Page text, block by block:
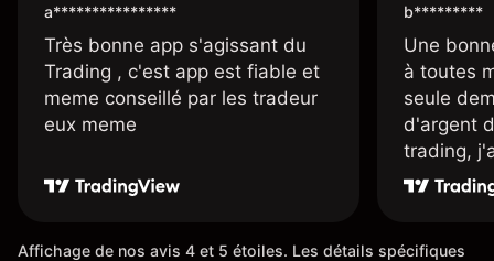
a****************
Très bonne app s'agissant du
Trading , c'est app est fiable et
meme conseillé par les tradeur
eux meme
b*********
Une
à toutes
seule
d'argent
trading,
une carte
Affichage de nos avis 4 et 5 étoiles. Les détails spécifiques